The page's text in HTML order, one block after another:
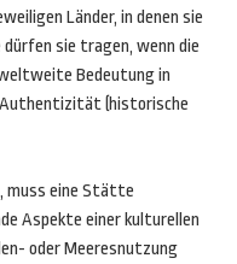
Länder, in denen sie
sie tragen, wenn die
Bedeutung in
(historische
muss eine Stätte
Aspekte einer kulturellen
oder Meeresnutzung